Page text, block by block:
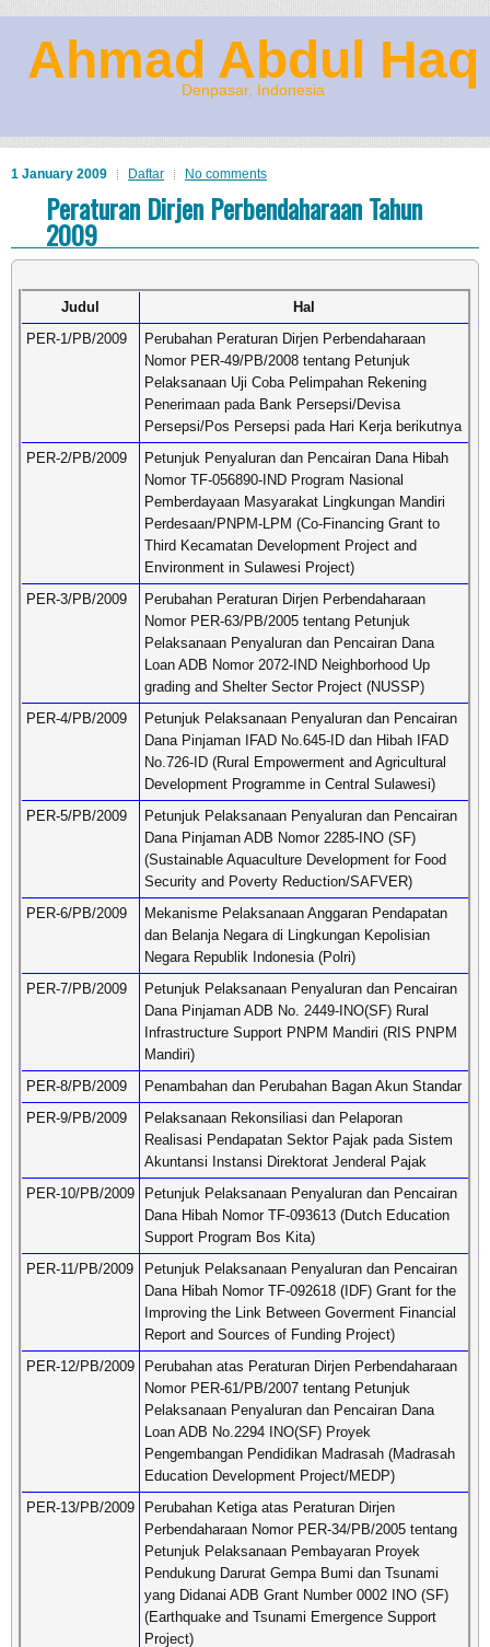
Ahmad Abdul Haq
Denpasar, Indonesia
1 January 2009 Daftar No comments
Peraturan Dirjen Perbendaharaan Tahun
2009
Judul
Hal
PER-1/PB/2009
Perubahan Peraturan Dirjen Perbendaharaan
Nomor PER-49/PB/2008 tentang Petunjuk
Pelaksanaan Uji Coba Pelimpahan Rekening
Penerimaan pada Bank Persepsi/Devisa
Persepsi/Pos Persepsi pada Hari Kerja berikutnya
PER-2/PB/2009
Petunjuk Penyaluran dan Pencairan Dana Hibah
Nomor TF-056890-IND Program Nasional
Pemberdayaan Masyarakat Lingkungan Mandiri
Perdesaan/PNPM-LPM (Co-Financing Grant to
Third Kecamatan Development Project and
Environment in Sulawesi Project)
PER-3/PB/2009
Perubahan Peraturan Dirjen Perbendaharaan
Nomor PER-63/PB/2005 tentang Petunjuk
Pelaksanaan Penyaluran dan Pencairan Dana
Loan ADB Nomor 2072-IND Neighborhood Up
grading and Shelter Sector Project (NUSSP)
PER-4/PB/2009
Petunjuk Pelaksanaan Penyaluran dan Pencairan
Dana Pinjaman IFAD No.645-ID dan Hibah IFAD
No.726-ID (Rural Empowerment and Agricultural
Development Programme in Central Sulawesi)
PER-5/PB/2009
Petunjuk Pelaksanaan Penyaluran dan Pencairan
Dana Pinjaman ADB Nomor 2285-INO (SF)
(Sustainable Aquaculture Development for Food
Security and Poverty Reduction/SAFVER)
PER-6/PB/2009
Mekanisme Pelaksanaan Anggaran Pendapatan
dan Belanja Negara di Lingkungan Kepolisian
Negara Republik Indonesia (Polri)
PER-7/PB/2009
Petunjuk Pelaksanaan Penyaluran dan Pencairan
Dana Pinjaman ADB No. 2449-INO(SF) Rural
Infrastructure Support PNPM Mandiri (RIS PNPM
Mandiri)
PER-8/PB/2009
Penambahan dan Perubahan Bagan Akun Standar
PER-9/PB/2009
Pelaksanaan Rekonsiliasi dan Pelaporan
Realisasi Pendapatan Sektor Pajak pada Sistem
Akuntansi Instansi Direktorat Jenderal Pajak
PER-10/PB/2009
Petunjuk Pelaksanaan Penyaluran dan Pencairan
Dana Hibah Nomor TF-093613 (Dutch Education
Support Program Bos Kita)
PER-11/PB/2009
Petunjuk Pelaksanaan Penyaluran dan Pencairan
Dana Hibah Nomor TF-092618 (IDF) Grant for the
Improving the Link Between Goverment Financial
Report and Sources of Funding Project)
PER-12/PB/2009
Perubahan atas Peraturan Dirjen Perbendaharaan
Nomor PER-61/PB/2007 tentang Petunjuk
Pelaksanaan Penyaluran dan Pencairan Dana
Loan ADB No.2294 INO(SF) Proyek
Pengembangan Pendidikan Madrasah (Madrasah
Education Development Project/MEDP)
PER-13/PB/2009
Perubahan Ketiga atas Peraturan Dirjen
Perbendaharaan Nomor PER-34/PB/2005 tentang
Petunjuk Pelaksanaan Pembayaran Proyek
Pendukung Darurat Gempa Bumi dan Tsunami
yang Didanai ADB Grant Number 0002 INO (SF)
(Earthquake and Tsunami Emergence Support
Project)